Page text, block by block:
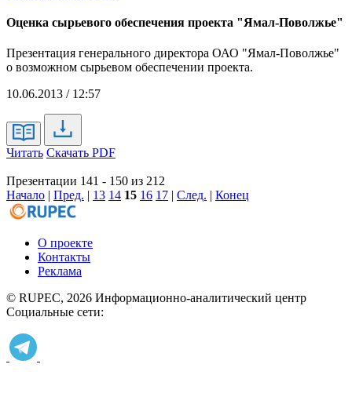
Оценка сырьевого обеспечения проекта "Ямал-Поволжье"
Презентация генерального директора ОАО "Ямал-Поволжье"
о возможном сырьевом обеспечении проекта.
10.06.2013 / 12:57
Читать Скачать PDF
Презентации 141 - 150 из 212
Начало | Пред. | 13 14 15 16 17 | След. | Конец
О проекте
Контакты
Реклама
© RUPEC, 2026 Информационно-аналитический центр
Социальные сети: